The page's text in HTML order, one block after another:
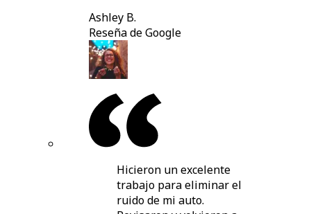
Ashley B.
Reseña de Google
Hicieron un excelente
trabajo para eliminar el
ruido de mi auto.